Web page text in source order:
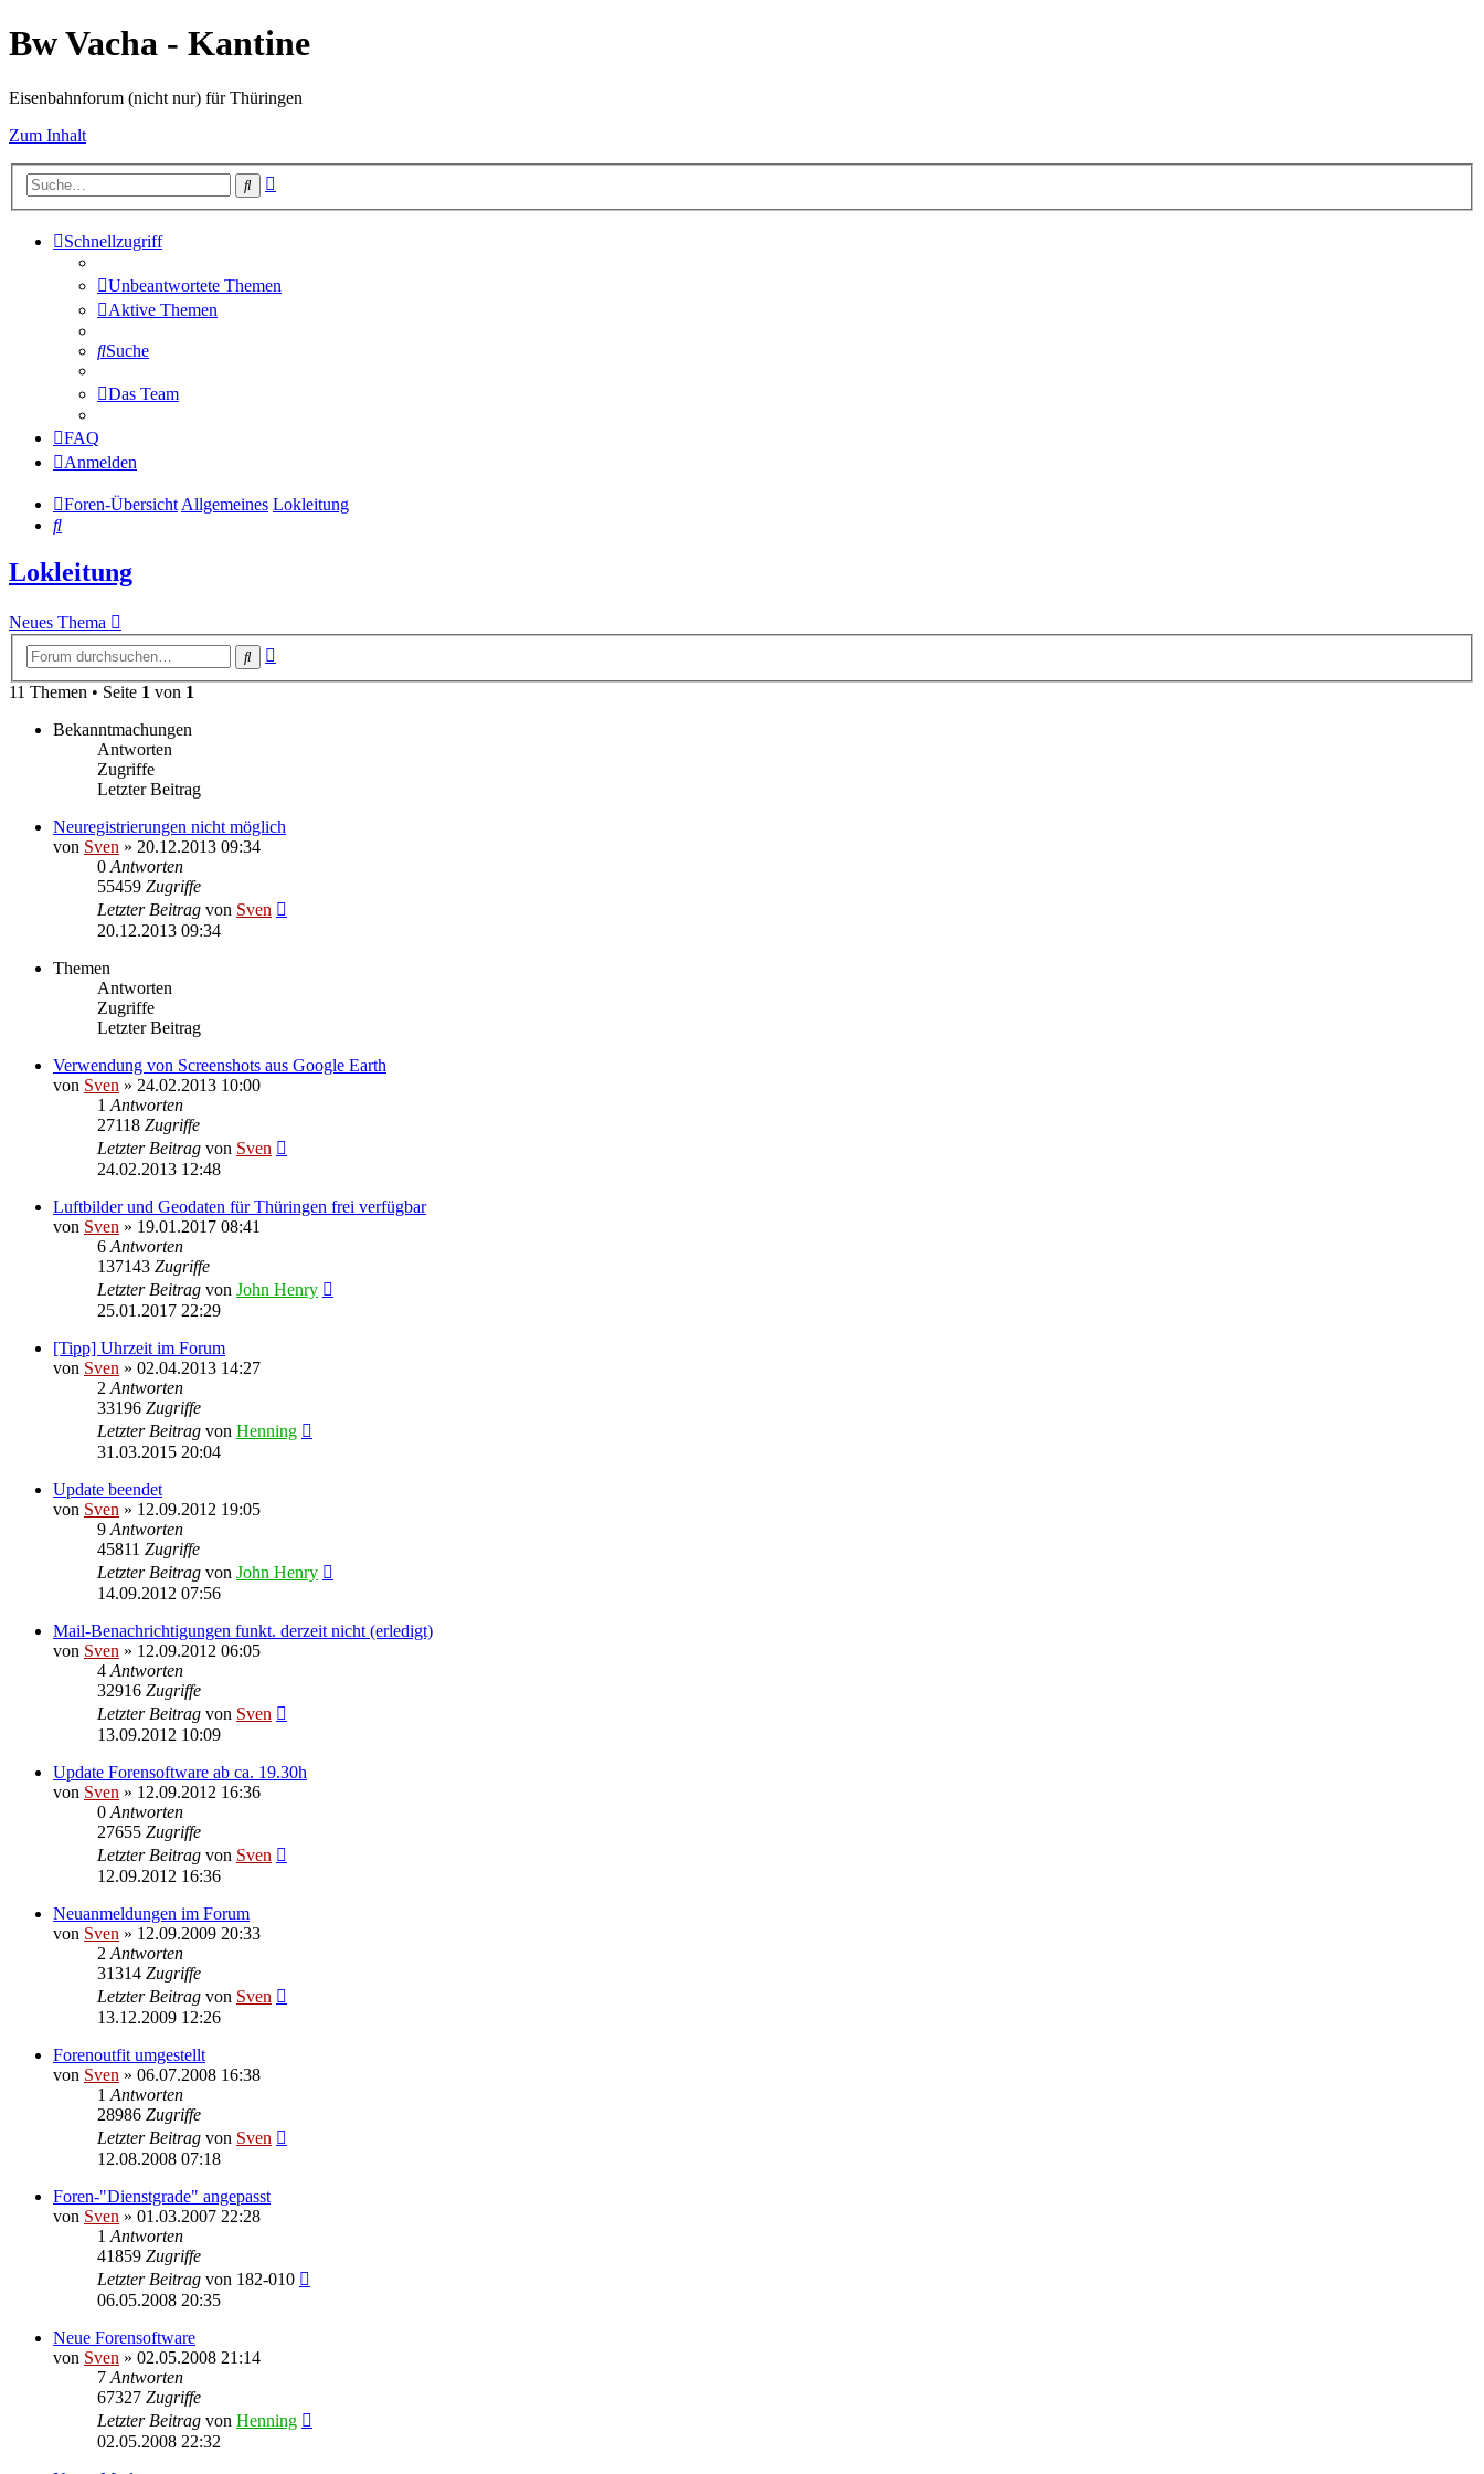
Bw Vacha - Kantine
Eisenbahnforum (nicht nur) für Thüringen
Zum Inhalt
Suche
Schnellzugriff
Unbeantwortete Themen
Aktive Themen
Suche
Das Team
FAQ
Anmelden
Foren-ÜbersichtAllgemeines Lokleitung
Suche
Lokleitung
Neues Thema
Suche
11 Themen • Seite 1 von 1
Bekanntmachungen
Antworten
Zugriffe
Letzter Beitrag
Neuregistrierungen nicht möglich
von Sven » 20.12.2013 09:34
0 Antworten
55459 Zugriffe
Letzter Beitrag von Sven
20.12.2013 09:34
Themen
Antworten
Zugriffe
Letzter Beitrag
Verwendung von Screenshots aus Google Earth
von Sven » 24.02.2013 10:00
1 Antworten
27118 Zugriffe
Letzter Beitrag von Sven
24.02.2013 12:48
Luftbilder und Geodaten für Thüringen frei verfügbar
von Sven » 19.01.2017 08:41
6 Antworten
137143 Zugriffe
Letzter Beitrag von John Henry
25.01.2017 22:29
[Tipp] Uhrzeit im Forum
von Sven » 02.04.2013 14:27
2 Antworten
33196 Zugriffe
Letzter Beitrag von Henning
31.03.2015 20:04
Update beendet
von Sven » 12.09.2012 19:05
9 Antworten
45811 Zugriffe
Letzter Beitrag von John Henry
14.09.2012 07:56
Mail-Benachrichtigungen funkt. derzeit nicht (erledigt)
von Sven » 12.09.2012 06:05
4 Antworten
32916 Zugriffe
Letzter Beitrag von Sven
13.09.2012 10:09
Update Forensoftware ab ca. 19.30h
von Sven » 12.09.2012 16:36
0 Antworten
27655 Zugriffe
Letzter Beitrag von Sven
12.09.2012 16:36
Neuanmeldungen im Forum
von Sven » 12.09.2009 20:33
2 Antworten
31314 Zugriffe
Letzter Beitrag von Sven
13.12.2009 12:26
Forenoutfit umgestellt
von Sven » 06.07.2008 16:38
1 Antworten
28986 Zugriffe
Letzter Beitrag von Sven
12.08.2008 07:18
Foren-"Dienstgrade" angepasst
von Sven » 01.03.2007 22:28
1 Antworten
41859 Zugriffe
Letzter Beitrag von 182-010
06.05.2008 20:35
Neue Forensoftware
von Sven » 02.05.2008 21:14
7 Antworten
67327 Zugriffe
Letzter Beitrag von Henning
02.05.2008 22:32